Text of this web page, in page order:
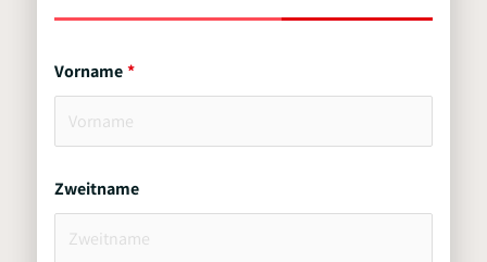
Vorname
Zweitname